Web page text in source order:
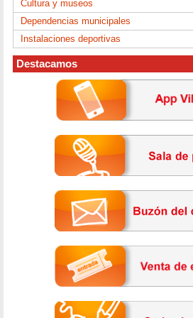
Cultura y museos
Dependencias municipales
Instalaciones deportivas
Destacamos